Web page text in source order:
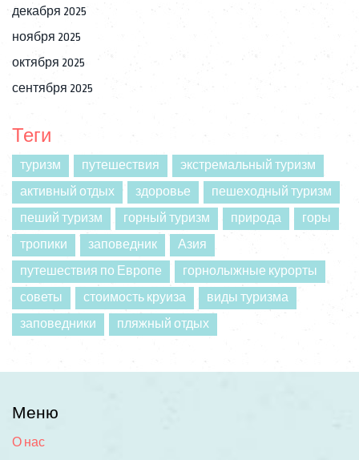
декабря 2025
ноября 2025
октября 2025
сентября 2025
Теги
туризм путешествия
экстремальный туризм
активный отдых
здоровье
пешеходный туризм
пеший туризм
горный туризм природа
горы
тропики
заповедник
Азия
путешествия по Европе
горнолыжные курорты
советы
стоимость круиза
виды туризма
заповедники
пляжный отдых
Меню
О нас